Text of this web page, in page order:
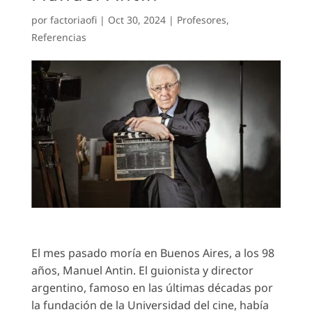
por factoriaofi| Oct 30, 2024| Profesores,
Referencias
El mes pasado moría en Buenos Aires, a los 98
años, Manuel Antin. El guionista y director
argentino, famoso en las últimas décadas por
la fundación de la Universidad del cine, había